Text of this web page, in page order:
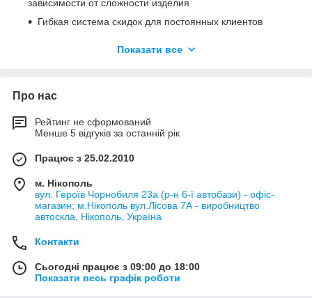
зависимости от сложности изделия
Гибкая система скидок для постоянных клиентов
Установка на объекте заказчика по предварительной
Гарантия на установленные нами изделия
Показати все
Про нас
Рейтинг не сформований
Менше 5 відгуків за останній рік
Працює з 25.02.2010
м. Нікополь
вул. Героїв Чорнобиля 23а (р-н 6-ї автобази) - офіс-
магазин; м.Нікополь вул.Лісова 7А - виробництво
автоскла, Нікополь, Україна
Контакти
Сьогодні працює з 09:00 до 18:00
Показати весь графік роботи